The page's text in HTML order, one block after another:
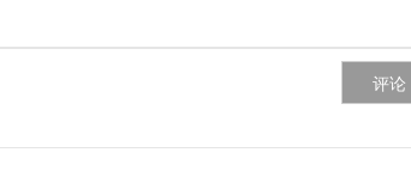
评论